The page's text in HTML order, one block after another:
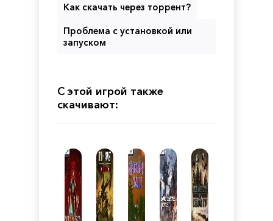
Как скачать через торрент?
Проблема с установкой или
запуском
С этой игрой также
скачивают: